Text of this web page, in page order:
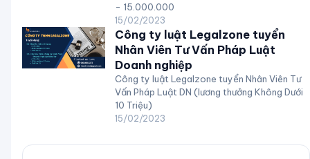
- 15.000.000
15/02/2023
Công ty luật Legalzone tuyển
Nhân Viên Tư Vấn Pháp Luật
Doanh nghiệp
Công ty luật Legalzone tuyển Nhân Viên Tư
Vấn Pháp Luật DN (lương thưởng Không Dưới
10 Triệu)
15/02/2023